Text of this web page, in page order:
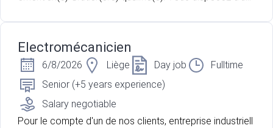
vage et souhaitez intégrer une société où la sécurité, la
précision et le travail d'équipe sont au cœur des priorité
s ? Cette opportunité est faite pour vous.
Electromécanicien
6/8/2026 Liège Day job
Fulltime
Senior (+5 years experience)
Salary negotiable
Pour le compte d'un de nos clients, entreprise industriell